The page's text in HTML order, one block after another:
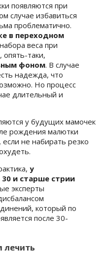
появляются при
случае избавиться
проблематично.
в переходном
веса при
опять-таки,
фоном. В случае
надежда, что
Но процесс
длительный и
у будущих мамочек
рождения малютки
не набирать резко
у
и старше стрии
эксперты
который по
после 30-
лечить